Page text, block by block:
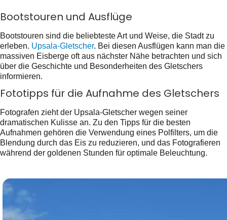
Bootstouren und Ausflüge
Bootstouren sind die beliebteste Art und Weise, die Stadt zu
erleben. Upsala-Gletscher. Bei diesen Ausflügen kann man die
massiven Eisberge oft aus nächster Nähe betrachten und sich
über die Geschichte und Besonderheiten des Gletschers
informieren.
Fototipps für die Aufnahme des Gletschers
Fotografen zieht der Upsala-Gletscher wegen seiner
dramatischen Kulisse an. Zu den Tipps für die besten
Aufnahmen gehören die Verwendung eines Polfilters, um die
Blendung durch das Eis zu reduzieren, und das Fotografieren
während der goldenen Stunden für optimale Beleuchtung.